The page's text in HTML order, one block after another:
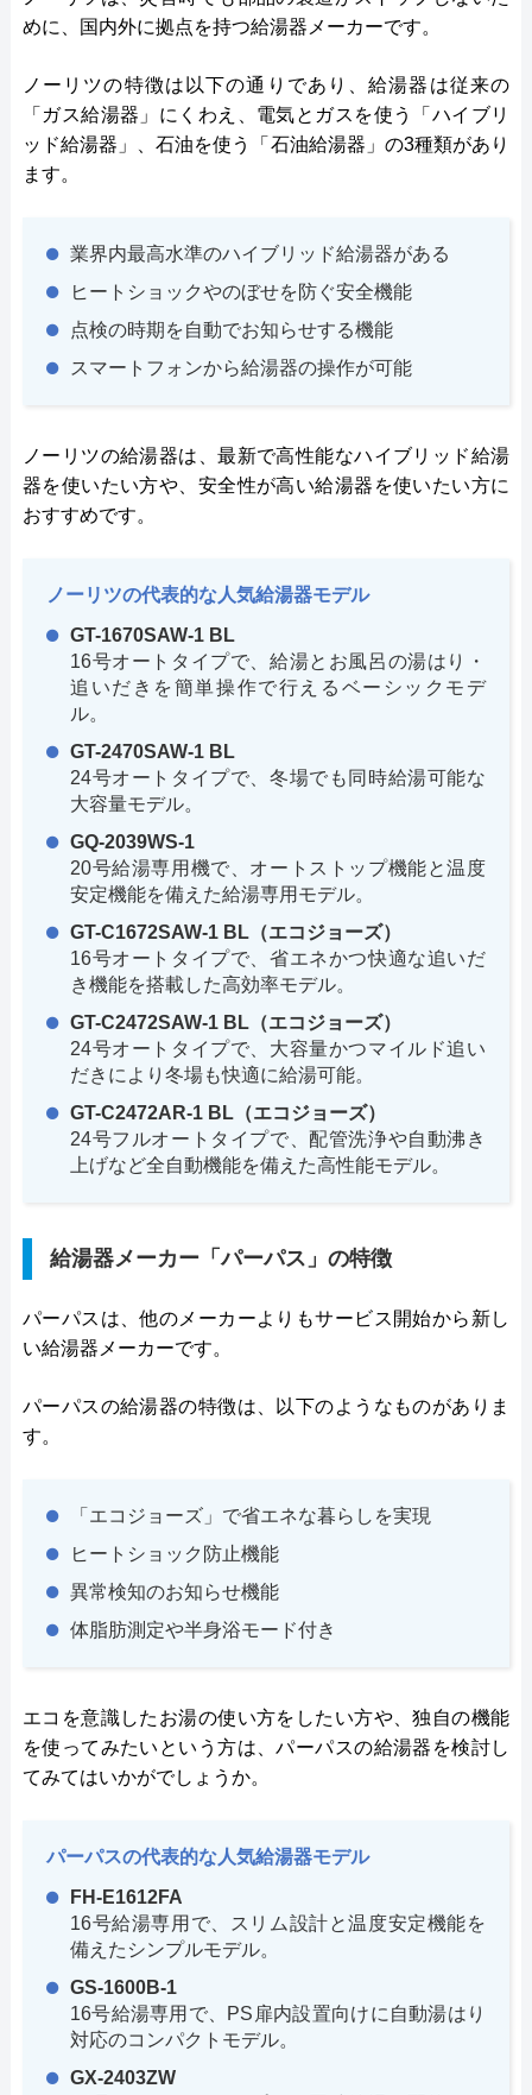
めに、国内外に拠点を持つ給湯器メーカーです。
ノーリツの特徴は以下の通りであり、給湯器は従来の
「ガス給湯器」にくわえ、電気とガスを使う「ハイブリ
ッド給湯器」、石油を使う「石油給湯器」の3種類があり
ます。
業界内最高水準のハイブリッド給湯器がある
ヒートショックやのぼせを防ぐ安全機能
点検の時期を自動でお知らせする機能
スマートフォンから給湯器の操作が可能
ノーリツの給湯器は、最新で高性能なハイブリッド給湯
器を使いたい方や、安全性が高い給湯器を使いたい方に
おすすめです。
ノーリツの代表的な人気給湯器モデル
GT-1670SAW-1 BL
16号オートタイプで、給湯とお風呂の湯はり・
追いだきを簡単操作で行えるベーシックモデ
ル。
GT-2470SAW-1 BL
24号オートタイプで、冬場でも同時給湯可能な
大容量モデル。
GQ-2039WS-1
20号給湯専用機で、オートストップ機能と温度
安定機能を備えた給湯専用モデル。
GT-C1672SAW-1 BL（エコジョーズ）
16号オートタイプで、省エネかつ快適な追いだ
き機能を搭載した高効率モデル。
GT-C2472SAW-1 BL（エコジョーズ）
24号オートタイプで、大容量かつマイルド追い
だきにより冬場も快適に給湯可能。
GT-C2472AR-1 BL（エコジョーズ）
24号フルオートタイプで、配管洗浄や自動沸き
上げなど全自動機能を備えた高性能モデル。
給湯器メーカー「パーパス」の特徴
パーパスは、他のメーカーよりもサービス開始から新し
い給湯器メーカーです。
パーパスの給湯器の特徴は、以下のようなものがありま
す。
「エコジョーズ」で省エネな暮らしを実現
ヒートショック防止機能
異常検知のお知らせ機能
体脂肪測定や半身浴モード付き
エコを意識したお湯の使い方をしたい方や、独自の機能
を使ってみたいという方は、パーパスの給湯器を検討し
てみてはいかがでしょうか。
パーパスの代表的な人気給湯器モデル
FH-E1612FA
16号給湯専用で、スリム設計と温度安定機能を
備えたシンプルモデル。
GS-1600B-1
16号給湯専用で、PS扉内設置向けに自動湯はり
対応のコンパクトモデル。
GX-2403ZW